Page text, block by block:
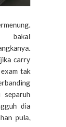
bakal
carry
tak
separuh
dia
pula,